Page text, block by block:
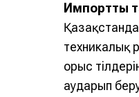
Импорттық
техникалық
орыс
аударып